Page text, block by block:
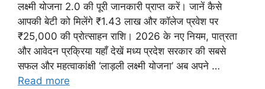
लक्ष्मी योजना 2.0 की पूरी जानकारी प्राप्त करें। जानें कैसे
आपकी बेटी को मिलेंगे ₹1.43 लाख और कॉलेज प्रवेश पर
₹25,000 की प्रोत्साहन राशि। 2026 के नए नियम, पात्रता
और आवेदन प्रक्रिया यहाँ देखें मध्य प्रदेश सरकार की सबसे
सफल और महत्वाकांक्षी ‘लाड़ली लक्ष्मी योजना’ अब अपने …
Read more